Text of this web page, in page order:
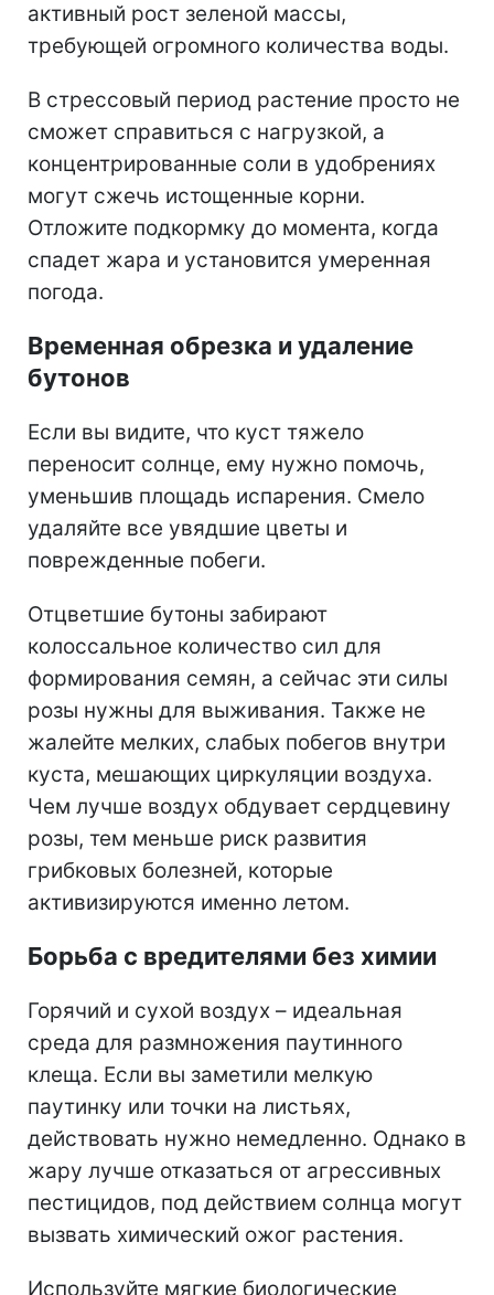
активный рост зеленой массы,
требующей огромного количества воды.
В стрессовый период растение просто не
сможет справиться с нагрузкой, а
концентрированные соли в удобрениях
могут сжечь истощенные корни.
Отложите подкормку до момента, когда
спадет жара и установится умеренная
погода.
Временная обрезка и удаление
бутонов
Если вы видите, что куст тяжело
переносит солнце, ему нужно помочь,
уменьшив площадь испарения. Смело
удаляйте все увядшие цветы и
поврежденные побеги.
Отцветшие бутоны забирают
колоссальное количество сил для
формирования семян, а сейчас эти силы
розы нужны для выживания. Также не
жалейте мелких, слабых побегов внутри
куста, мешающих циркуляции воздуха.
Чем лучше воздух обдувает сердцевину
розы, тем меньше риск развития
грибковых болезней, которые
активизируются именно летом.
Борьба с вредителями без химии
Горячий и сухой воздух – идеальная
среда для размножения паутинного
клеща. Если вы заметили мелкую
паутинку или точки на листьях,
действовать нужно немедленно. Однако в
жару лучше отказаться от агрессивных
пестицидов, под действием солнца могут
вызвать химический ожог растения.
Используйте мягкие биологические